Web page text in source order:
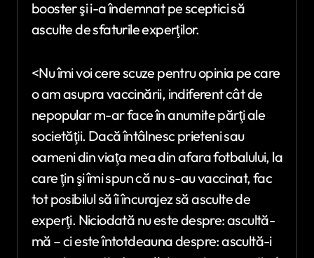
booster şi i-a îndemnat pe sceptici să
asculte de sfaturile experţilor.
<Nu îmi voi cere scuze pentru opinia pe care
o am asupra vaccinării, indiferent cât de
nepopular m-ar face în anumite părţi ale
societăţii. Dacă întâlnesc prieteni sau
oameni din viaţa mea din afara fotbalului, la
care ţin şi îmi spun că nu s-au vaccinat, fac
tot posibilul să îi încurajez să asculte de
experţi. Niciodată nu este despre: ascultă-
mă – ci este întotdeauna despre: ascultă-i